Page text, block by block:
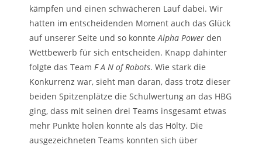
kämpfen und einen schwächeren Lauf dabei. Wir
hatten im entscheidenden Moment auch das Glück
auf unserer Seite und so konnte Alpha Power den
Wettbewerb für sich entscheiden. Knapp dahinter
folgte das Team F A N of Robots. Wie stark die
Konkurrenz war, sieht man daran, dass trotz dieser
beiden Spitzenplätze die Schulwertung an das HBG
ging, dass mit seinen drei Teams insgesamt etwas
mehr Punkte holen konnte als das Hölty. Die
ausgezeichneten Teams konnten sich über